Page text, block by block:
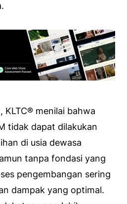
KLTC® menilai bahwa
tidak dapat dilakukan
di usia dewasa
tanpa fondasi yang
pengembangan sering
dampak yang optimal.